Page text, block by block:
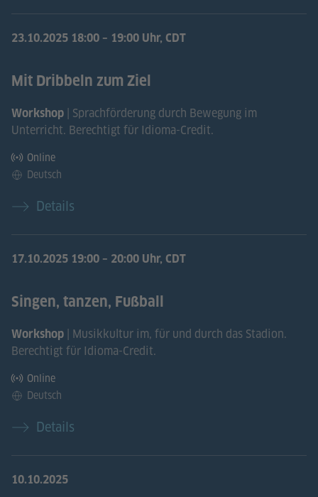
23.10.2025 18:00 – 19:00 Uhr, CDT
Mit Dribbeln zum Ziel
Workshop | Sprachförderung durch Bewegung im
Unterricht. Berechtigt für Idioma-Credit.
Online
Deutsch
Details
17.10.2025 19:00 – 20:00 Uhr, CDT
Singen, tanzen, Fußball
Workshop | Musikkultur im, für und durch das Stadion.
Berechtigt für Idioma-Credit.
Online
Deutsch
Details
10.10.2025